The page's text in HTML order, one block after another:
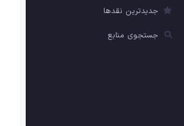
جدیدترین نقدها
جستجوی منابع